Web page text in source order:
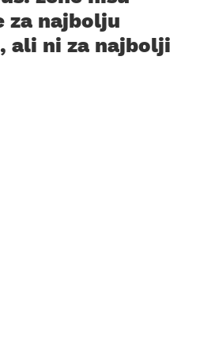
za najbolju
ali ni za najbolji